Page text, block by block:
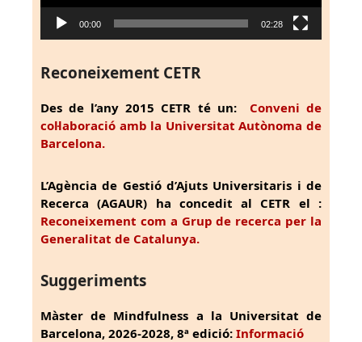
00:00 02:28
Reconeixement CETR
Des de l’any 2015 CETR té un: Conveni de
col·laboració amb la Universitat Autònoma de
Barcelona.
L’Agència de Gestió d’Ajuts Universitaris i de
Recerca (AGAUR) ha concedit al CETR el :
Reconeixement com a Grup de recerca per la
Generalitat de Catalunya.
Suggeriments
Màster de Mindfulness a la Universitat de
Barcelona, 2026-2028, 8ª edició: Informació